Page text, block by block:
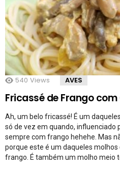
540 Views AVES
Fricassé de Frango
Ah, um belo fricassé! É um
só de vez em quando, influenciado
sempre com frango hehehe. Mas
porque este é um daqueles
frango. É também um molho meio